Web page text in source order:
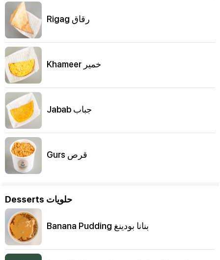
Rigag رقاق
Khameer خمير
Jabab جباب
Gurs قرص
Desserts حلويات
Banana Pudding بنانا بودينغ